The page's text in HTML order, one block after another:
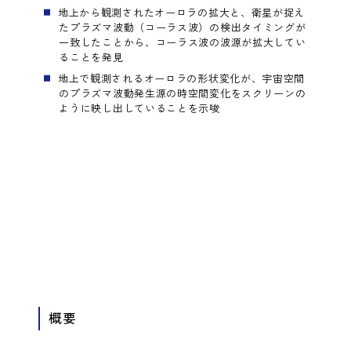
地上から観測されたオーロラの拡大と、衛星が捉え
たプラズマ波動（コーラス波）の検出タイミングが
一致したことから、コーラス波の波源が拡大してい
ることを発見
地上で観測されるオーロラの形状変化が、宇宙空間
のプラズマ波動発生源の時空間変化をスクリーンの
ように映し出していることを示唆
概要